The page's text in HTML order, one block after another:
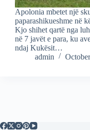
Apolonia mbetet një
paparashikueshme në
Kjo shihet qartë nga
në 7 javët e para, ku
ndaj Kukësit…
admin